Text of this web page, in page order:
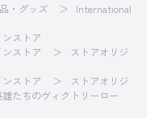
・グッズ
International
ストア
ストア
ストアオリジ
ストア
ストアオリジ
雄たちのヴィクトリーロー